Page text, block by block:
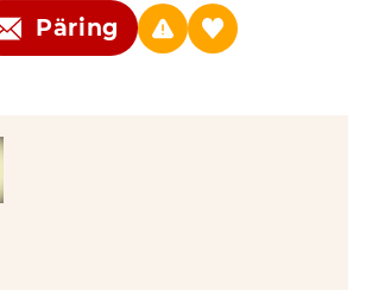
Päring